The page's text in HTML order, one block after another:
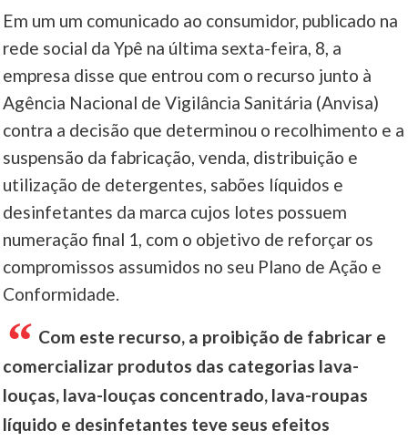
Em um um comunicado ao consumidor, publicado na
rede social da Ypê na última sexta-feira, 8, a
empresa disse que entrou com o recurso junto à
Agência Nacional de Vigilância Sanitária (Anvisa)
contra a decisão que determinou o recolhimento e a
suspensão da fabricação, venda, distribuição e
utilização de detergentes, sabões líquidos e
desinfetantes da marca cujos lotes possuem
numeração final 1, com o objetivo de reforçar os
compromissos assumidos no seu Plano de Ação e
Conformidade.
Com este recurso, a proibição de fabricar e
comercializar produtos das categorias lava-
louças, lava-louças concentrado, lava-roupas
líquido e desinfetantes teve seus efeitos